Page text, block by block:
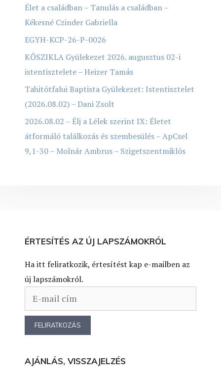
Élet a családban – Tanulás a családban –
Kékesné Czinder Gabriella
EGYH-KCP-26-P-0026
KŐSZIKLA Gyülekezet 2026. augusztus 02-i
istentisztelete – Heizer Tamás
Tahitótfalui Baptista Gyülekezet: Istentisztelet
(2026.08.02) – Dani Zsolt
2026.08.02 – Élj a Lélek szerint IX: Életet
átformáló találkozás és szembesülés – ApCsel
9,1-30 – Molnár Ambrus – Szigetszentmiklós
ÉRTESÍTÉS AZ ÚJ LAPSZÁMOKRÓL
Ha itt feliratkozik, értesítést kap e-mailben az
új lapszámokról.
AJÁNLÁS, VISSZAJELZÉS